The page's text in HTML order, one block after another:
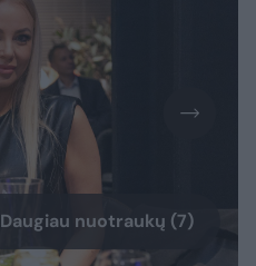
Daugiau nuotraukų (7)